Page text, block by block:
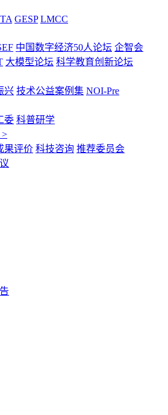
GESP LMCC
中国数字经济50人论坛 企智会
大模型论坛 科学教育创新论坛
兴 技术公益案例集 NOI-Pre
委 科普研学
>
果评价 科技咨询 推荐委员会